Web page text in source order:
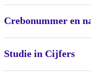
Crebonummer en
Studie in Cijfers